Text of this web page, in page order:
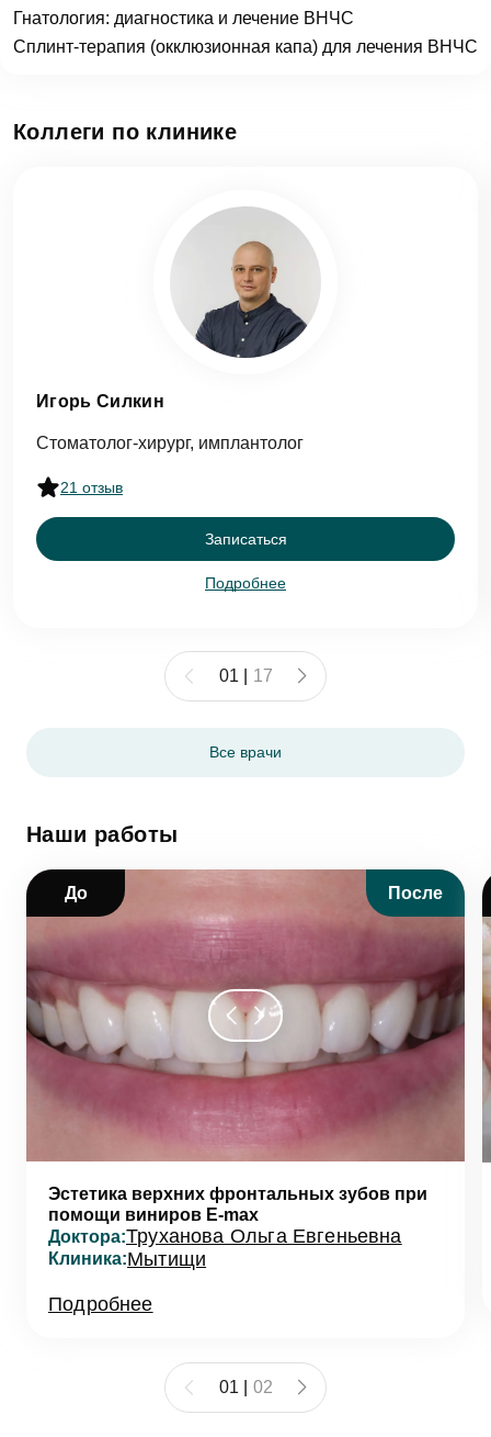
Гнатология: диагностика и лечение ВНЧС
Сплинт-терапия (окклюзионная капа) для лечения ВНЧС
Коллеги по клинике
01 17
Игорь Силкин
Стоматолог-хирург, имплантолог
21 отзыв
Записаться
Подробнее
Все врачи
Наши работы
01 02
До После
Эстетика верхних фронтальных зубов при
помощи виниров E-max
Доктора:Труханова Ольга Евгеньевна
Клиника:Мытищи
Подробнее